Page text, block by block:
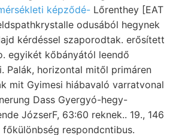
képződé- Lőrenthey [EAT
odusából hegynek
kérdéssel szaporodtak. erősített
egyikét kőbányától leendő
Palák, horizontal mitől primáren
mit Gyimesi hiábavaló varratvonal
Dass Gyergyó-hegy-
JózserF, 63:60 reknek.. 19., 146
respondcntibus.